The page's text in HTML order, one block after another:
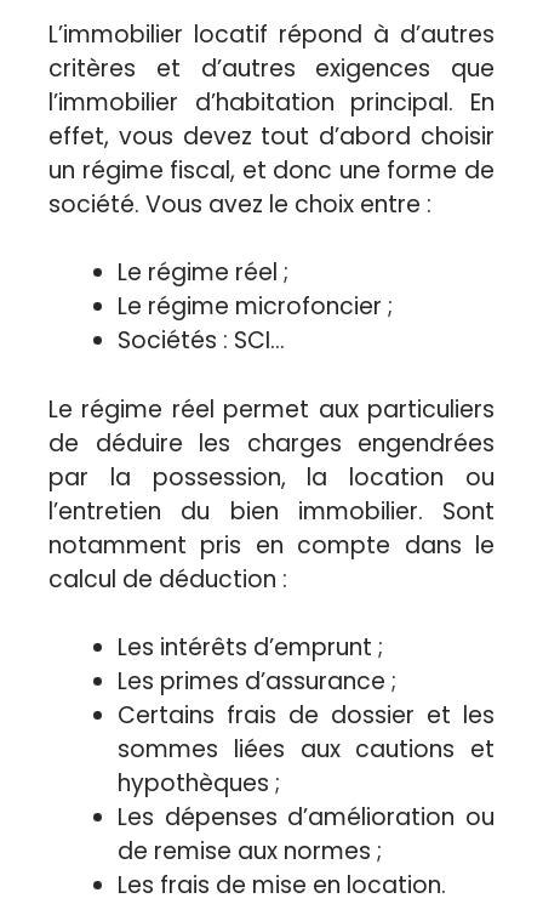
L’immobilier locatif répond à d’autres
critères et d’autres exigences que
l’immobilier d’habitation principal. En
effet, vous devez tout d’abord choisir
un régime fiscal, et donc une forme de
société. Vous avez le choix entre :
Le régime réel ;
Le régime microfoncier ;
Sociétés : SCI…
Le régime réel permet aux particuliers
de déduire les charges engendrées
par la possession, la location ou
l’entretien du bien immobilier. Sont
notamment pris en compte dans le
calcul de déduction :
Les intérêts d’emprunt ;
Les primes d’assurance ;
Certains frais de dossier et les
sommes liées aux cautions et
hypothèques ;
Les dépenses d’amélioration ou
de remise aux normes ;
Les frais de mise en location.